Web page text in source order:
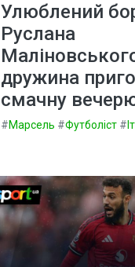
Улюблений
Руслана
дружина
смачну
#Марсель #Футболіст #